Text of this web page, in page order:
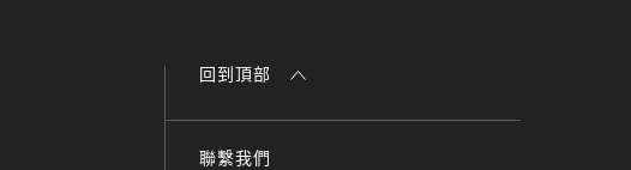
回到頂部
聯繫我們